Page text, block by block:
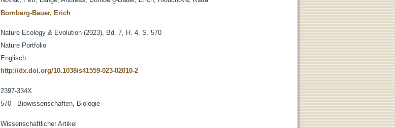
Bornberg-Bauer, Erich
Nature Ecology & Evolution (2023), Bd. 7, H. 4, S. 570
Nature Portfolio
Englisch
http://dx.doi.org/10.1038/s41559-023-02010-2
2397-334X
570 - Biowissenschaften, Biologie
Wissenschaftlicher Artikel